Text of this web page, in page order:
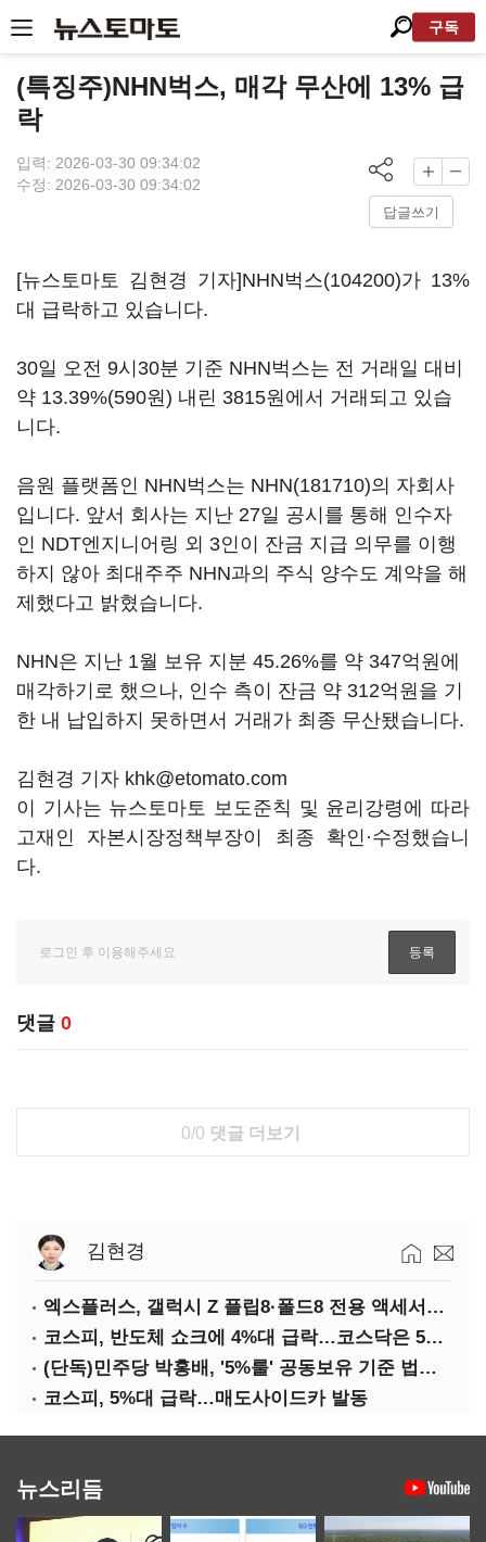
구독
(특징주)NHN벅스, 매각 무산에 13% 급
락
입력: 2026-03-30 09:34:02
수정: 2026-03-30 09:34:02
답글쓰기
[뉴스토마토 김현경 기자]NHN벅스(104200)가 13%
대 급락하고 있습니다.
30일 오전 9시30분 기준 NHN벅스는 전 거래일 대비
약 13.39%(590원) 내린 3815원에서 거래되고 있습
니다.
음원 플랫폼인 NHN벅스는 NHN(181710)의 자회사
입니다. 앞서 회사는 지난 27일 공시를 통해 인수자
인 NDT엔지니어링 외 3인이 잔금 지급 의무를 이행
하지 않아 최대주주 NHN과의 주식 양수도 계약을 해
제했다고 밝혔습니다.
NHN은 지난 1월 보유 지분 45.26%를 약 347억원에
매각하기로 했으나, 인수 측이 잔금 약 312억원을 기
한 내 납입하지 못하면서 거래가 최종 무산됐습니다.
김현경 기자 khk@etomato.com
이 기사는 뉴스토마토 보도준칙 및 윤리강령에 따라
고재인 자본시장정책부장이 최종 확인·수정했습니
다.
댓글 0
0/0 댓글 더보기
김현경
엑스플러스, 갤럭시 Z 플립8·폴드8 전용 액세서리 출시
코스피, 반도체 쇼크에 4%대 급락…코스닥은 5거래일째 상승
(단독)민주당 박홍배, '5%룰' 공동보유 기준 법제화 추진
코스피, 5%대 급락…매도사이드카 발동
뉴스리듬